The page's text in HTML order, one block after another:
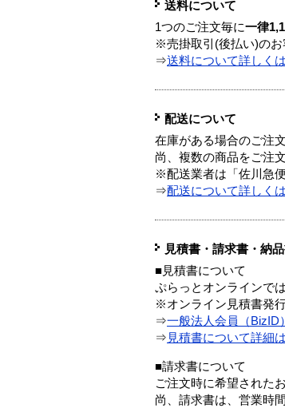
送料について
1つのご注文毎に一律
※売掛取引(後払い)のお
⇒送料について詳しく
配送について
在庫がある場合のご注
尚、複数の商品をご注
※配送業者は「佐川急
⇒配送について詳しく
見積書・請求書・納
■見積書について
ぷらっとオンラインで
※オンライン見積書発
⇒一般法人会員（BizID
⇒ 見積書について詳細
■請求書について
ご注文時に希望された
尚、請求書は、営業時